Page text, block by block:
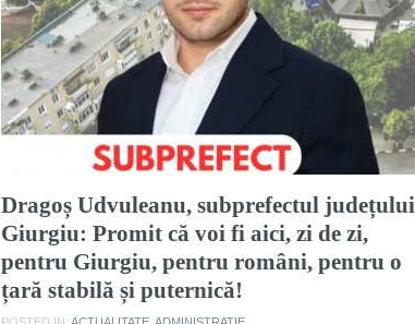
Dragoș Udvuleanu, subprefectul județului
Giurgiu: Promit că voi fi aici, zi de zi,
pentru Giurgiu, pentru români, pentru o
țară stabilă și puternică!